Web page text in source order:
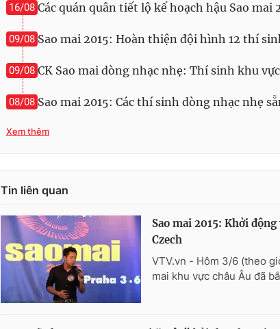
16/08 Các quán quân tiết lộ kế hoạch hậu Sao mai
09/08 Sao mai 2015: Hoàn thiện đội hình 12 thí
09/08 CK Sao mai dòng nhạc nhẹ: Thí sinh khu
08/08 Sao mai 2015: Các thí sinh dòng nhạc nhẹ
Xem thêm
Tin liên quan
Sao mai 2015: Khởi
Czech
VTV.vn - Hôm 3/6 (theo
mai khu vực châu Âu đã